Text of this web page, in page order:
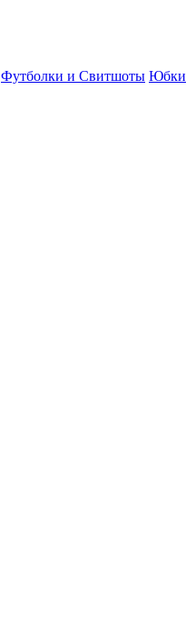
Футболки и Свитшоты Юбки